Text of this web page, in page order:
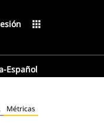
apps
Español
Métricas